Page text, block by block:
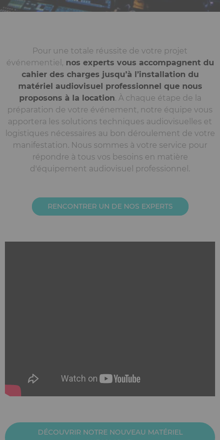
Pour une totale réussite de votre projet
événementiel, nos experts vous accompagnent du
cahier des charges jusqu’à l’installation du
matériel audiovisuel professionnel que nous
proposons à la location. À chaque étape de la
préparation de votre événement, notre équipe vous
apportera les solutions techniques audiovisuelles et
logistiques nécessaires au bon déroulement de votre
manifestation. Nous sommes à votre service pour
répondre à tous vos besoins en matière
d'équipement audiovisuel professionnel.
RENCONTRER UN DE NOS EXPERTS
DÉCOUVRIR NOTRE NOUVEAU MATÉRIEL